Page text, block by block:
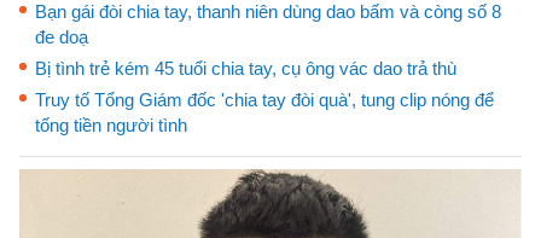
Bạn gái đòi chia tay, thanh niên dùng dao bấm và còng số 8
đe doạ
Bị tình trẻ kém 45 tuổi chia tay, cụ ông vác dao trả thù
Truy tố Tổng Giám đốc 'chia tay đòi quà', tung clip nóng để
tống tiền người tình